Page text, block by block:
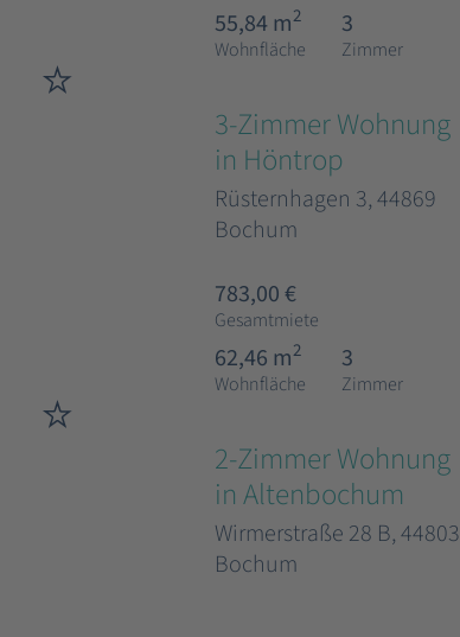
55,84 m2
Wohnfläche
3
Zimmer
3-Zimmer Wohnung
in Höntrop
Rüsternhagen 3, 44869
Bochum
783,00 €
Gesamtmiete
62,46 m2
Wohnfläche
3
Zimmer
2-Zimmer Wohnung
in Altenbochum
Wirmerstraße 28 B, 44803
Bochum